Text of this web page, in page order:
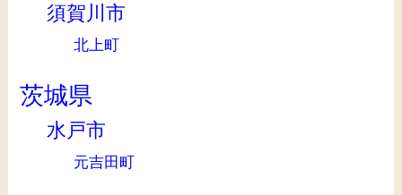
須賀川市
北上町
茨城県
水戸市
元吉田町